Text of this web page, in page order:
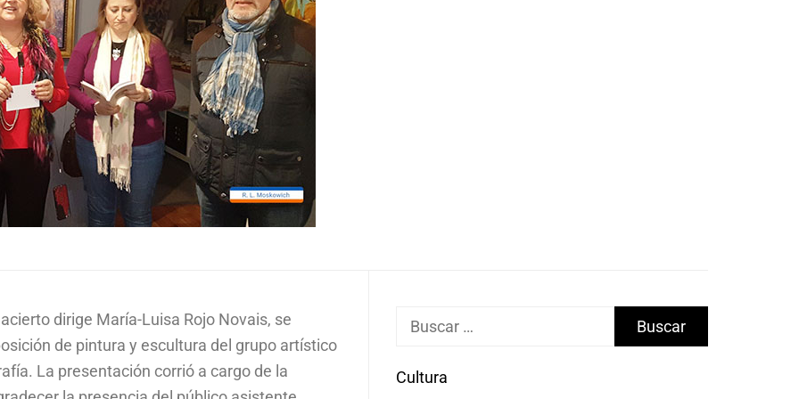
dirige María-Luisa Rojo Novais, se
de pintura y escultura del grupo artístico
La presentación corrió a cargo de la
Buscar:
Cultura